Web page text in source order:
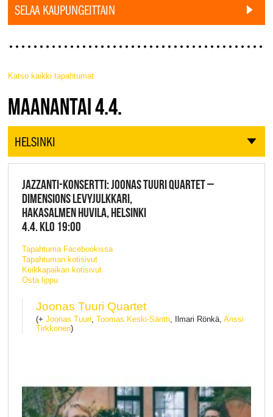
SELAA KAUPUNGEITTAIN
Katso kaikki tapahtumat
JAZZ FINLAND LIVE
MAANANTAI 4.4.
HELSINKI
JAZZANTI-KONSERTTI: JOONAS TUURI QUARTET –
DIMENSIONS LEVYJULKKARI,
HAKASALMEN HUVILA, HELSINKI
4.4. KLO 19:00
Tapahtuma Facebookissa
Tapahtuman kotisivut
Keikkapaikan kotisivut
Osta lippu
Joonas Tuuri Quartet
(+ Joonas Tuuri Toomas Keski-Säntti , Ilmari Rönkä, Anssi
Tirkkonen)